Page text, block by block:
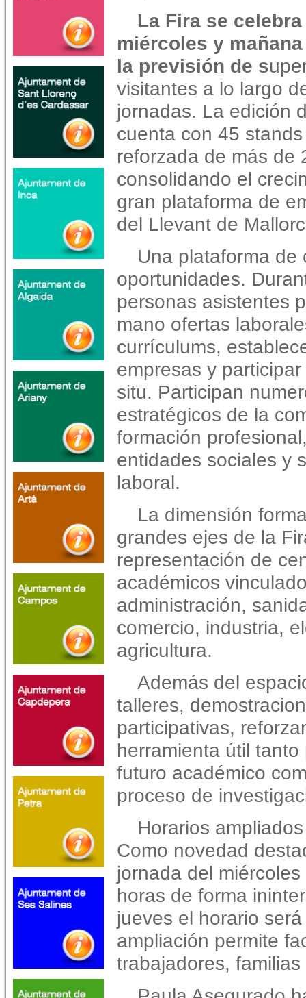
La Fira se
miércoles y
la previsión de s
visitantes a lo largo
jornadas. La edición
cuenta con 45
reforzada de más de
consolidando el
gran plataforma de
del Llevant de
Una plataforma de
oportunidades.
personas asistentes
mano ofertas
currículums,
empresas y
situ. Participan
estratégicos de la
formación
entidades sociales y
laboral.
La dimensión
grandes ejes de la
representación de
académicos
administración,
comercio, industria,
agricultura.
Además del
talleres,
participativas,
herramienta útil
futuro académico
proceso de
Horarios
Como novedad
jornada del
horas de forma
jueves el horario
ampliación permite
trabajadores,